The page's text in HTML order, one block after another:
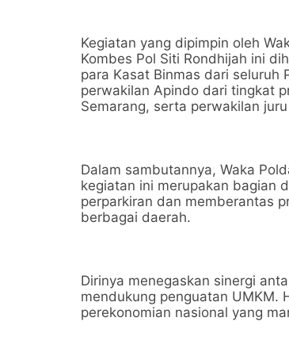
Kegiatan yang dipimpin oleh
Kombes Pol Siti Rondhijah ini
para Kasat Binmas dari seluruh
perwakilan Apindo dari tingkat
Semarang, serta perwakilan
Dalam sambutannya, Waka
kegiatan ini merupakan bagian
perparkiran dan memberantas
berbagai daerah.
Dirinya menegaskan sinergi
mendukung penguatan UMKM.
perekonomian nasional yang